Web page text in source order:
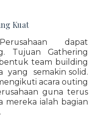
Kuat
dapat
Tujuan Gathering
team building
yang semakin solid.
acara outing
guna terus
mereka ialah bagian